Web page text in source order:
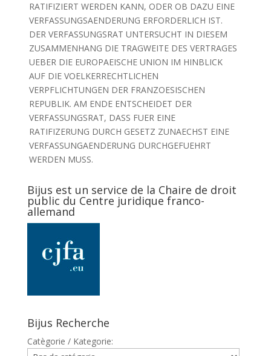
RATIFIZIERT WERDEN KANN, ODER OB DAZU EINE
VERFASSUNGSAENDERUNG ERFORDERLICH IST.
DER VERFASSUNGSRAT UNTERSUCHT IN DIESEM
ZUSAMMENHANG DIE TRAGWEITE DES VERTRAGES
UEBER DIE EUROPAEISCHE UNION IM HINBLICK
AUF DIE VOELKERRECHTLICHEN
VERPFLICHTUNGEN DER FRANZOESISCHEN
REPUBLIK. AM ENDE ENTSCHEIDET DER
VERFASSUNGSRAT, DASS FUER EINE
RATIFIZERUNG DURCH GESETZ ZUNAECHST EINE
VERFASSUNGAENDERUNG DURCHGEFUEHRT
WERDEN MUSS.
Bijus est un service de la Chaire de droit
public du Centre juridique franco-
allemand
Bijus Recherche
Catègorie / Kategorie: